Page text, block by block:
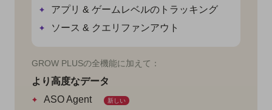
アプリ & ゲームレベルのトラッキング
ソース & クエリファンアウト
GROW PLUSの全機能に加えて：
より高度なデータ
ASO Agent
新しい